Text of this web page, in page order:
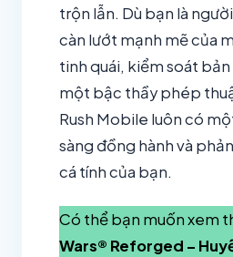
trộn lẫn. Dù bạn là
càn lướt mạnh mẽ của
tinh quái, kiểm soát bản
một bậc thầy phép
Rush Mobile luôn có
sàng đồng hành và
cá tính của bạn.
Có thể bạn muốn xem
Wars® Reforged –